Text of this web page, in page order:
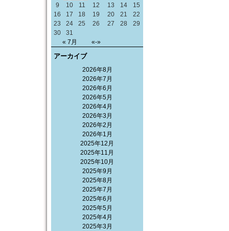
« 7月 «-»
9
10 11 12 13 14
15
16
17 18 19 20 21
22
23
24 25 26 27 28
29
30
31
アーカイブ
2026年8月
2026年7月
2026年6月
2026年5月
2026年4月
2026年3月
2026年2月
2026年1月
2025年12月
2025年11月
2025年10月
2025年9月
2025年8月
2025年7月
2025年6月
2025年5月
2025年4月
2025年3月